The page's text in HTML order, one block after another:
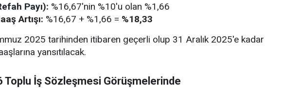
Payı): %16,67'nin %10'u olan %1,66
Artışı: %16,67 + %1,66 = %18,33
2025 tarihinden itibaren geçerli olup 31 Aralık 2025'e kadar
yansıtılacak.
Toplu İş Sözleşmesi Görüşmelerinde